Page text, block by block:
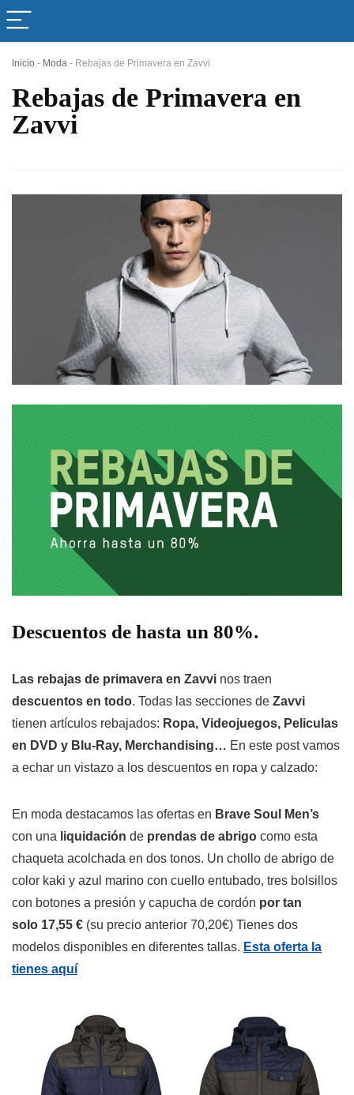
Inicio - Moda - Rebajas de Primavera en Zavvi
Rebajas de Primavera en
Zavvi
Descuentos de hasta un 80%.
Las rebajas de primavera en Zavvi nos traen
descuentos en todo. Todas las secciones de Zavvi
tienen artículos rebajados: Ropa, Videojuegos, Peliculas
en DVD y Blu-Ray, Merchandising… En este post vamos
a echar un vistazo a los descuentos en ropa y calzado:
En moda destacamos las ofertas en Brave Soul Men’s
con una liquidación de prendas de abrigo como esta
chaqueta acolchada en dos tonos. Un chollo de abrigo de
color kaki y azul marino con cuello entubado, tres bolsillos
con botones a presión y capucha de cordón por tan
solo 17,55 € (su precio anterior 70,20€) Tienes dos
modelos disponibles en diferentes tallas. Esta oferta la
tienes aquí